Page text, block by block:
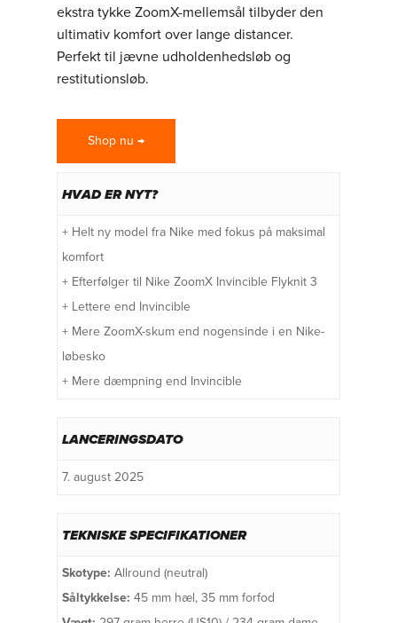
ekstra tykke ZoomX-mellemsål tilbyder den
ultimativ komfort over lange distancer.
Perfekt til jævne udholdenhedsløb og
restitutionsløb.
Shop nu →
HVAD ER NYT?
+ Helt ny model fra Nike med fokus på maksimal
komfort
+ Efterfølger til Nike ZoomX Invincible Flyknit 3
+ Lettere end Invincible
+ Mere ZoomX-skum end nogensinde i en Nike-
løbesko
+ Mere dæmpning end Invincible
LANCERINGSDATO
7. august 2025
TEKNISKE SPECIFIKATIONER
Skotype: Allround (neutral)
Såltykkelse: 45 mm hæl, 35 mm forfod